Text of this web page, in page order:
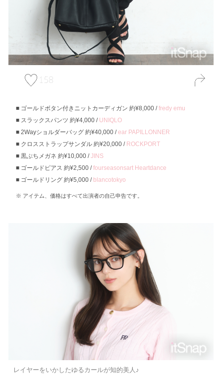
158
ゴールドボタン付きニットカーディガン 約¥8,000 /fredy emu
スラックスパンツ 約¥4,000 / UNIQLO
2Wayショルダーバッグ 約¥40,000 /ear PAPILLONNER
クロスストラップサンダル 約¥20,000 / ROCKPORT
黒ぶちメガネ 約¥10,000 /JINS
ゴールドピアス 約¥2,500 /fourseasonsart Heartdance
ゴールドリング 約¥5,000 / blancotokyo
アイテム、価格はすべて出演者の自己申告です。
レイヤーをいかしたゆるカールが知的美人♪